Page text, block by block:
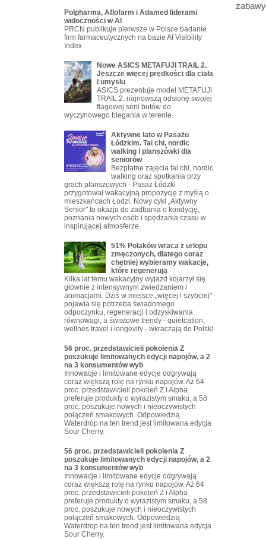
Polpharma, Aflofarm i Adamed liderami
widoczności w AI
PRCN publikuje pierwsze w Polsce badanie
firm farmaceutycznych na bazie AI Visibility
Index
Nowe ASICS METAFUJI TRAIL 2.
Jeszcze więcej prędkości dla ciała
i umysłu
ASICS prezentuje model METAFUJI
TRAIL 2, najnowszą odsłonę swojej
flagowej serii butów do
wyczynowego biegania w terenie.
Aktywne lato w Pasażu
Łódzkim. Tai chi, nordic
walking i planszówki dla
seniorów
Bezpłatne zajęcia tai chi, nordic
walking oraz spotkania przy
grach planszowych - Pasaż Łódzki
przygotował wakacyjną propozycję z myślą o
mieszkańcach Łodzi. Nowy cykl „Aktywny
Senior" to okazja do zadbania o kondycję,
poznania nowych osób i spędzania czasu w
inspirującej atmosferze.
51% Polaków wraca z urlopu
zmęczonych, dlatego coraz
chętniej wybieramy wakacje,
które regenerują
Kilka lat temu wakacyjny wyjazd kojarzył się
głównie z intensywnym zwiedzaniem i
animacjami. Dziś w miejsce „więcej i szybciej"
pojawia się potrzeba świadomego
odpoczynku, regeneracji i odzyskiwania
równowagi, a światowe trendy - quietcation,
wellnes travel i longevity - wkraczają do Polski
56 proc. przedstawicieli pokolenia Z
poszukuje limitowanych edycji napojów, a 2
na 3 konsumentów wyb
Innowacje i limitowane edycje odgrywają
coraz większą rolę na rynku napojów. Aż 64
proc. przedstawicieli pokoleń Z i Alpha
preferuje produkty o wyrazistym smaku, a 58
proc. poszukuje nowych i nieoczywistych
połączeń smakowych. Odpowiedzią
Waterdrop na ten trend jest limitowana edycja
Sour Cherry.
56 proc. przedstawicieli pokolenia Z
poszukuje limitowanych edycji napojów, a 2
na 3 konsumentów wyb
Innowacje i limitowane edycje odgrywają
coraz większą rolę na rynku napojów. Aż 64
proc. przedstawicieli pokoleń Z i Alpha
preferuje produkty o wyrazistym smaku, a 58
proc. poszukuje nowych i nieoczywistych
połączeń smakowych. Odpowiedzią
Waterdrop na ten trend jest limitowana edycja
Sour Cherry.